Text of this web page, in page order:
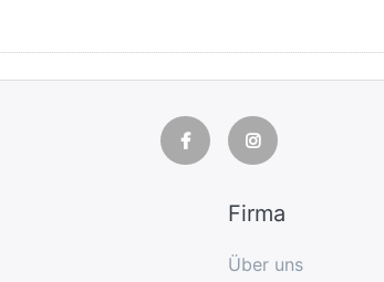
Firma
Über uns